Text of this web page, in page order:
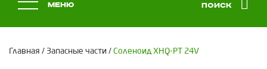
Меню Поиск
Главная / Запасные части / Соленоид XHQ-PT 24V